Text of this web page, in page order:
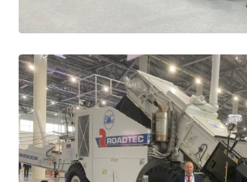
Работа педагога-психолога
Студенческий совет
Студенческий спортивный клуб
МЕТОДИЧЕСКАЯ РАБОТА
В помощь педагогам и мастерам ПО